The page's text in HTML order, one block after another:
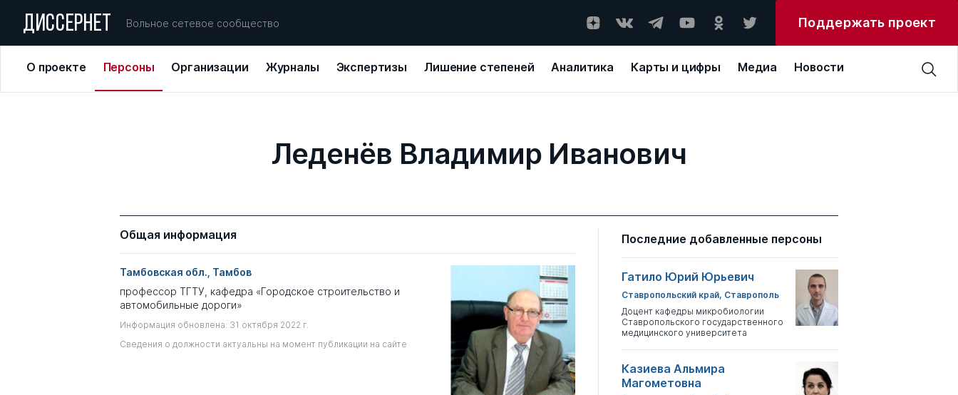
ДИССЕРНЕТ Вольное сетевое сообщество Поддержать проект
О проекте Персоны Организации Журналы Экспертизы Лишение степеней Аналитика Карты и цифры Медиа Новости
Леденёв Владимир Иванович
Общая информация
Тамбовская обл., Тамбов
профессор ТГТУ, кафедра «Городское строительство и
автомобильные дороги»
Информация обновлена: 31 октября 2022 г.
Сведения о должности актуальны на момент публикации на сайте
Последние добавленные персоны
Гатило Юрий Юрьевич
Ставропольский край, Ставрополь
Доцент кафедры микробиологии
Ставропольского государственного
медицинского университета
Казиева Альмира
Магометовна